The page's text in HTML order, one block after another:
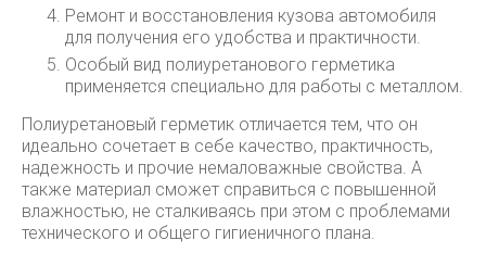
Ремонт и восстановления кузова автомобиля
для получения его удобства и практичности.
Особый вид полиуретанового герметика
применяется специально для работы с металлом.
Полиуретановый герметик отличается тем, что он
идеально сочетает в себе качество, практичность,
надежность и прочие немаловажные свойства. А
также материал сможет справиться с повышенной
влажностью, не сталкиваясь при этом с проблемами
технического и общего гигиеничного плана.